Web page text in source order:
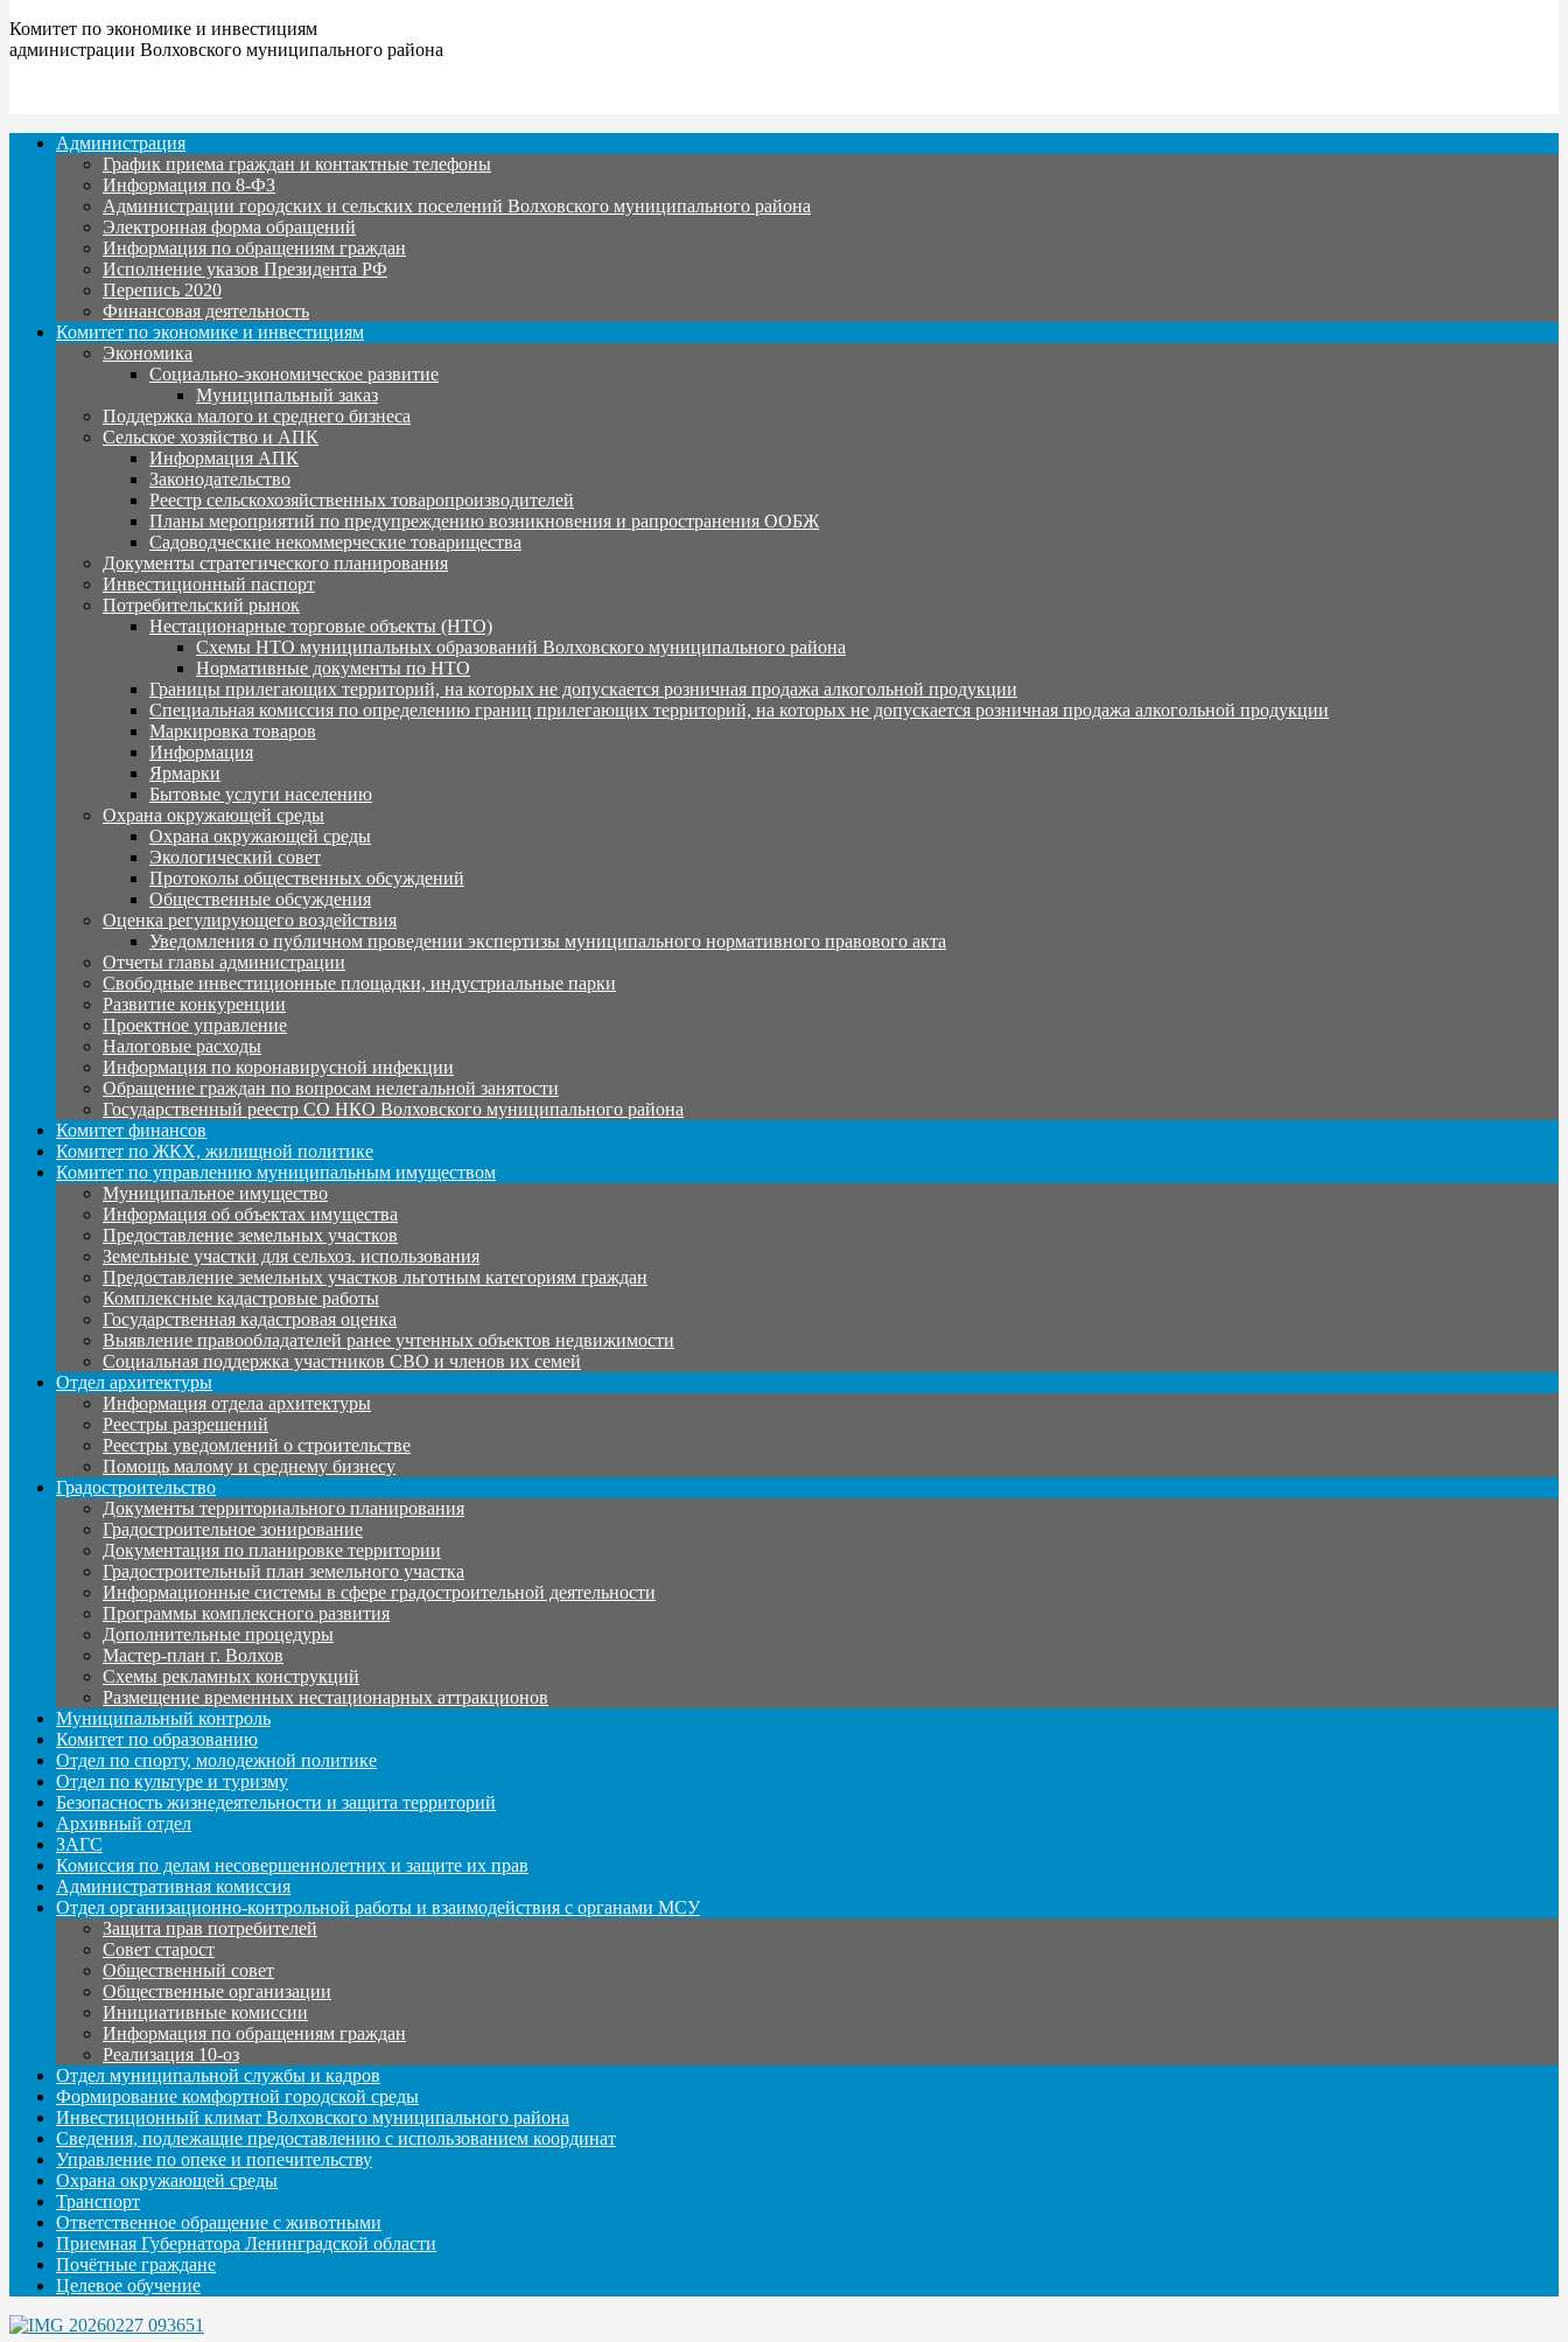
Комитет по экономике и инвестициям
администрации Волховского муниципального района
Администрация
График приема граждан и контактные телефоны
Информация по 8-ФЗ
Администрации городских и сельских поселений Волховского муниципального района
Электронная форма обращений
Информация по обращениям граждан
Исполнение указов Президента РФ
Перепись 2020
Финансовая деятельность
Комитет по экономике и инвестициям
Экономика
Социально-экономическое развитие
Муниципальный заказ
Поддержка малого и среднего бизнеса
Сельское хозяйство и АПК
Информация АПК
Законодательство
Реестр сельскохозяйственных товаропроизводителей
Планы мероприятий по предупреждению возникновения и рапространения ООБЖ
Садоводческие некоммерческие товарищества
Документы стратегического планирования
Инвестиционный паспорт
Потребительский рынок
Нестационарные торговые объекты (НТО)
Схемы НТО муниципальных образований Волховского муниципального района
Нормативные документы по НТО
Границы прилегающих территорий, на которых не допускается розничная продажа алкогольной продукции
Специальная комиссия по определению границ прилегающих территорий, на которых не допускается розничная продажа алкогольной продукции
Маркировка товаров
Информация
Ярмарки
Бытовые услуги населению
Охрана окружающей среды
Охрана окружающей среды
Экологический совет
Протоколы общественных обсуждений
Общественные обсуждения
Оценка регулирующего воздействия
Уведомления о публичном проведении экспертизы муниципального нормативного правового акта
Отчеты главы администрации
Свободные инвестиционные площадки, индустриальные парки
Развитие конкуренции
Проектное управление
Налоговые расходы
Информация по коронавирусной инфекции
Обращение граждан по вопросам нелегальной занятости
Государственный реестр СО НКО Волховского муниципального района
Комитет финансов
Комитет по ЖКХ, жилищной политике
Комитет по управлению муниципальным имуществом
Муниципальное имущество
Информация об объектах имущества
Предоставление земельных участков
Земельные участки для сельхоз. использования
Предоставление земельных участков льготным категориям граждан
Комплексные кадастровые работы
Государственная кадастровая оценка
Выявление правообладателей ранее учтенных объектов недвижимости
Социальная поддержка участников СВО и членов их семей
Отдел архитектуры
Информация отдела архитектуры
Реестры разрешений
Реестры уведомлений о строительстве
Помощь малому и среднему бизнесу
Градостроительство
Документы территориального планирования
Градостроительное зонирование
Документация по планировке территории
Градостроительный план земельного участка
Информационные системы в сфере градостроительной деятельности
Программы комплексного развития
Дополнительные процедуры
Мастер-план г. Волхов
Схемы рекламных конструкций
Размещение временных нестационарных аттракционов
Муниципальный контроль
Комитет по образованию
Отдел по спорту, молодежной политике
Отдел по культуре и туризму
Безопасность жизнедеятельности и защита территорий
Архивный отдел
ЗАГС
Комиссия по делам несовершеннолетних и защите их прав
Административная комиссия
Отдел организационно-контрольной работы и взаимодействия с органами МСУ
Защита прав потребителей
Совет старост
Общественный совет
Общественные организации
Инициативные комиссии
Информация по обращениям граждан
Реализация 10-оз
Отдел муниципальной службы и кадров
Формирование комфортной городской среды
Инвестиционный климат Волховского муниципального района
Сведения, подлежащие предоставлению с использованием координат
Управление по опеке и попечительству
Охрана окружающей среды
Транспорт
Ответственное обращение с животными
Приемная Губернатора Ленинградской области
Почётные граждане
Целевое обучение